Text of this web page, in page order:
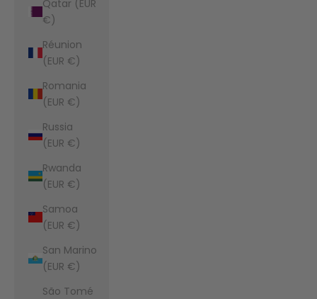
Qatar (EUR
€)
Réunion
(EUR €)
Romania
(EUR €)
Russia
(EUR €)
Rwanda
(EUR €)
Samoa
(EUR €)
San Marino
(EUR €)
São Tomé